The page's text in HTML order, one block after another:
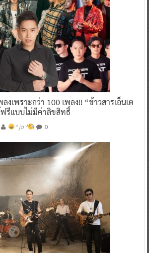
งเพราะกว่า 100 เพลง!! “ข้าวสารเอ็นเต
ฟรีแบบไม่มีค่าลิขสิทธิ์
^ jo ^ 0